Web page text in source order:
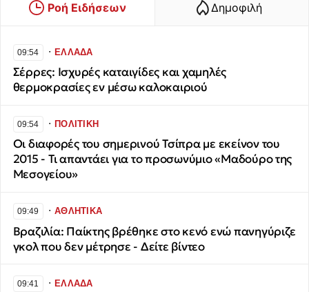
Ροή Ειδήσεων Δημοφιλή
09:54 ∙ΕΛΛΑΔΑ
Σέρρες: Ισχυρές καταιγίδες και χαμηλές
θερμοκρασίες εν μέσω καλοκαιριού
09:54 ∙ΠΟΛΙΤΙΚΗ
Οι διαφορές του σημερινού Τσίπρα με εκείνον του
2015 - Τι απαντάει για το προσωνύμιο «Μαδούρο της
Μεσογείου»
09:49 ∙ΑΘΛΗΤΙΚΑ
Βραζιλία: Παίκτης βρέθηκε στο κενό ενώ πανηγύριζε
γκολ που δεν μέτρησε - Δείτε βίντεο
09:41 ∙ΕΛΛΑΔΑ